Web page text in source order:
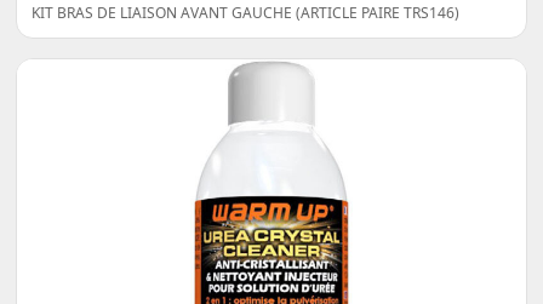
KIT BRAS DE LIAISON AVANT GAUCHE (ARTICLE PAIRE TRS146)